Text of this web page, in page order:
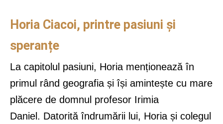
Horia Ciacoi, printre pasiuni și
speranțe
La capitolul pasiuni, Horia menționează în
primul rând geografia și își amintește cu mare
plăcere de domnul profesor Irimia
Daniel. Datorită îndrumării lui, Horia și colegul